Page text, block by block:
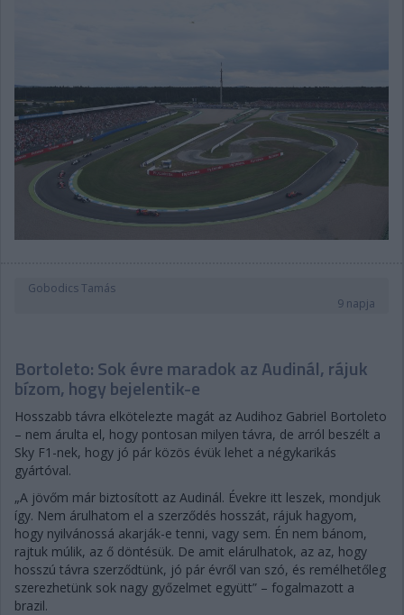
Gobodics Tamás
9 napja
Bortoleto: Sok évre maradok az Audinál, rájuk
bízom, hogy bejelentik-e
Hosszabb távra elkötelezte magát az Audihoz Gabriel Bortoleto
– nem árulta el, hogy pontosan milyen távra, de arról beszélt a
Sky F1-nek, hogy jó pár közös évük lehet a négykarikás
gyártóval.
„A jövőm már biztosított az Audinál. Évekre itt leszek, mondjuk
így. Nem árulhatom el a szerződés hosszát, rájuk hagyom,
hogy nyilvánossá akarják-e tenni, vagy sem. Én nem bánom,
rajtuk múlik, az ő döntésük. De amit elárulhatok, az az, hogy
hosszú távra szerződtünk, jó pár évről van szó, és remélhetőleg
szerezhetünk sok nagy győzelmet együtt” – fogalmazott a
brazil.